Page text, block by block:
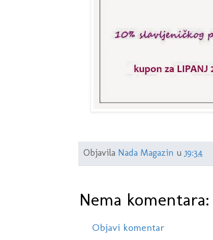
Objavila Nada Magazin u 19:34
Nema komentara:
Objavi komentar